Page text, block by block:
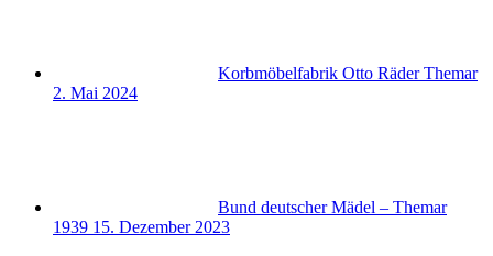
Korbmöbelfabrik Otto Räder Themar
2. Mai 2024
Bund deutscher Mädel – Themar
1939 15. Dezember 2023